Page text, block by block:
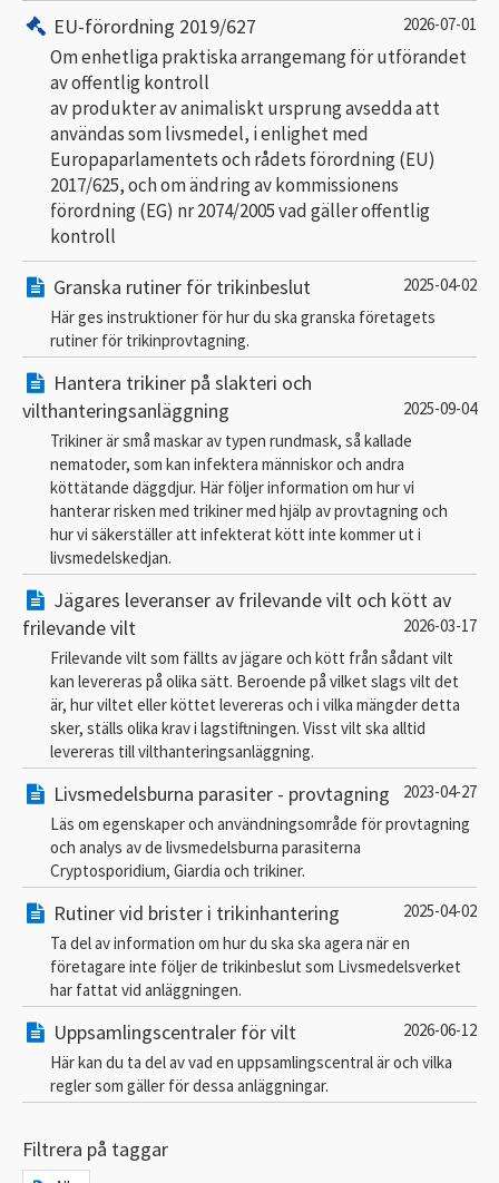
EU-förordning 2019/627 2026-07-01
Om enhetliga praktiska arrangemang för utförandet
av offentlig kontroll
av produkter av animaliskt ursprung avsedda att
användas som livsmedel, i enlighet med
Europaparlamentets och rådets förordning (EU)
2017/625, och om ändring av kommissionens
förordning (EG) nr 2074/2005 vad gäller offentlig
kontroll
Granska rutiner för trikinbeslut
2025-04-02
Här ges instruktioner för hur du ska granska företagets
rutiner för trikinprovtagning.
Hantera trikiner på slakteri och
vilthanteringsanläggning
2025-09-04
Trikiner är små maskar av typen rundmask, så kallade
nematoder, som kan infektera människor och andra
köttätande däggdjur. Här följer information om hur vi
hanterar risken med trikiner med hjälp av provtagning och
hur vi säkerställer att infekterat kött inte kommer ut i
livsmedelskedjan.
Jägares leveranser av frilevande vilt och kött av
frilevande vilt
2026-03-17
Frilevande vilt som fällts av jägare och kött från sådant vilt
kan levereras på olika sätt. Beroende på vilket slags vilt det
är, hur viltet eller köttet levereras och i vilka mängder detta
sker, ställs olika krav i lagstiftningen. Visst vilt ska alltid
levereras till vilthanteringsanläggning.
Livsmedelsburna parasiter - provtagning
2023-04-27
Läs om egenskaper och användningsområde för provtagning
och analys av de livsmedelsburna parasiterna
Cryptosporidium, Giardia och trikiner.
Rutiner vid brister i trikinhantering
2025-04-02
Ta del av information om hur du ska ska agera när en
företagare inte följer de trikinbeslut som Livsmedelsverket
har fattat vid anläggningen.
Uppsamlingscentraler för vilt
2026-06-12
Här kan du ta del av vad en uppsamlingscentral är och vilka
regler som gäller för dessa anläggningar.
Filtrera på taggar